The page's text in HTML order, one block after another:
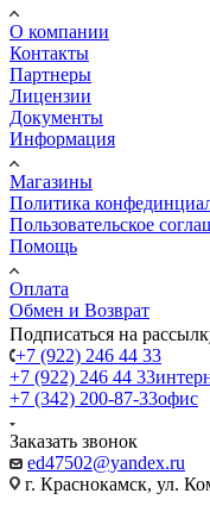
О компании
Контакты
Партнеры
Лицензии
Документы
Информация
Магазины
Политика
Пользовательское
Помощь
Оплата
Обмен и Возврат
Подписаться на
+7 (922) 246 44 33
+7 (922) 246 44 33
+7 (342) 200-87-33офис
Заказать звонок
ed47502@yandex.ru
г. Краснокамск, ул.